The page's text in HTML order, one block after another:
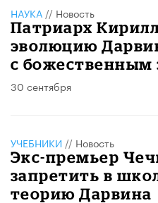
НАУКА // Новость
Патриарх
эволюцию
с
30 сентября
УЧЕБНИКИ // Новость
Экс-премьер
запретить в
теорию Дарвина